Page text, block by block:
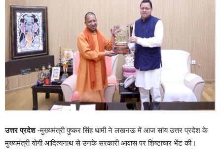
उत्तर प्रदेश-मुख्यमंत्री पुष्कर सिंह धामी ने लखनऊ में आज सांय उत्तर प्रदेश के
मुख्यमंत्री योगी आदित्यनाथ से उनके सरकारी आवास पर शिष्टाचार भेंट की।